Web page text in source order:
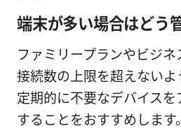
端末が多い場合はどう
ファミリープランやビジネ
接続数の上限を超えないよ
定期的に不要なデバイス
することをおすすめします。